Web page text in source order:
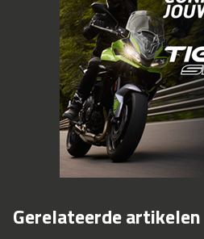
Gerelateerde artikelen